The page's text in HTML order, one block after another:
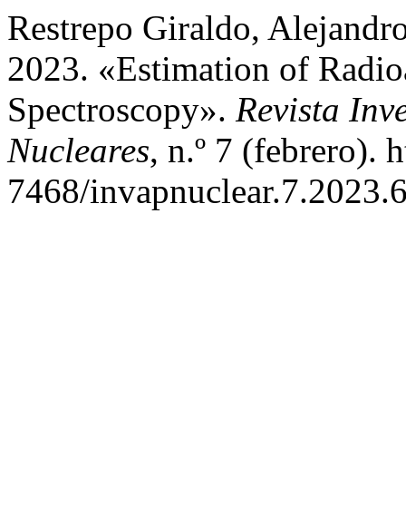
Restrepo Giraldo,
2023. «Estimation of
Spectroscopy». Revista
Nucleares, n.º 7 (febrero).
7468/